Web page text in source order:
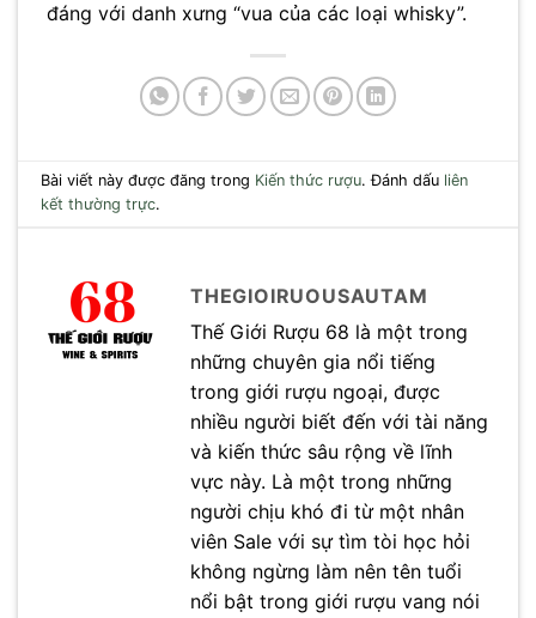
đáng với danh xưng “vua của các loại whisky”.
Bài viết này được đăng trong Kiến thức rượu. Đánh dấu liên
kết thường trực.
THEGIOIRUOUSAUTAM
Thế Giới Rượu 68 là một trong
những chuyên gia nổi tiếng
trong giới rượu ngoại, được
nhiều người biết đến với tài năng
và kiến thức sâu rộng về lĩnh
vực này. Là một trong những
người chịu khó đi từ một nhân
viên Sale với sự tìm tòi học hỏi
không ngừng làm nên tên tuổi
nổi bật trong giới rượu vang nói